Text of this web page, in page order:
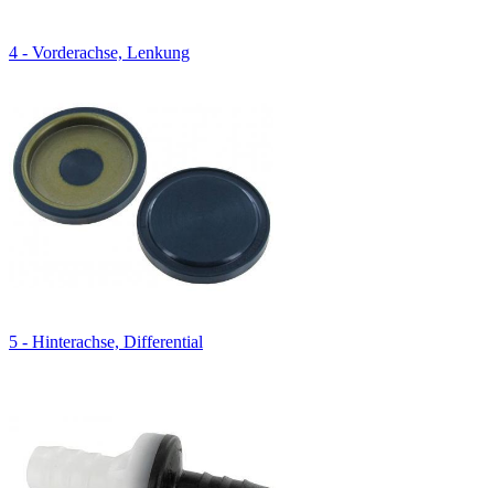
4 - Vorderachse, Lenkung
5 - Hinterachse, Differential